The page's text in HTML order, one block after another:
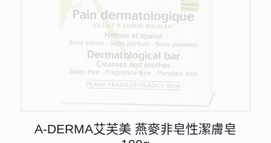
A-DERMA艾芙美 燕麥非皂性潔膚皂